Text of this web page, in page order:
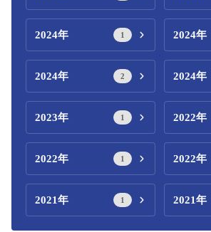
2024年 1 2024年
2024年 2 2024年
2023年 1 2022年
2022年 1 2022年
2021年 1 2021年